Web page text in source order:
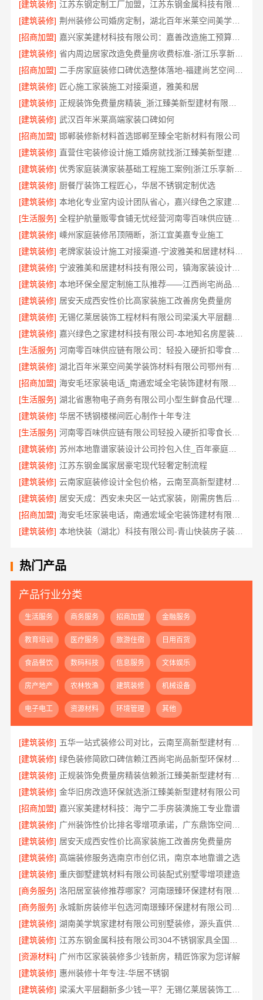
[建筑装修]
[建筑装修]
荆州装修公司婚房定制，湖北百年米莱空间美学装饰材料有限公司专属设计方案
[招商加盟]
嘉兴家美建材科技有限公司：嘉善改造施工预算指南
[建筑装修]
省内周边居家改造免费量房收费标准-浙江乐享新材料有限公司
[招商加盟]
[建筑装修] 匠心施工家装施工对接渠道，雅美和居
[建筑装修]
[建筑装修] 武汉百年米莱高端家装口碑如何
[招商加盟] 邯郸装修新材料首选邯郸至臻全宅新材料有限公司
[建筑装修]
直营住宅装修设计施工婚房就找浙江臻美新型建材有限公司
[建筑装修]
优秀家庭装潢家装基础工程施工案例|浙江乐享新材料有限公司
[建筑装修] 厨餐厅装饰工程匠心，华居不锈钢定制优选
[建筑装修]
本地化专业室内设计团队省心，嘉兴绿色之家建材科技有限公司全程托管
[生活服务]
全程护航量贩零食铺无忧经营河南零百味供应链有限公司
[建筑装修] 嵊州家庭装修吊顶隔断，浙江宜美嘉专业施工
[建筑装修]
老牌家装设计施工对接渠道-宁波雅美和居建材科技有限公司
[建筑装修]
宁波雅美和居建材科技有限公司，镇海家装设计合作联系
[建筑装修]
[建筑装修] 居安天成西安性价比高家装施工改善房免费量房
[建筑装修]
[建筑装修]
嘉兴绿色之家建材科技有限公司-本地知名房屋装修服务环保
[生活服务]
河南零百味供应链有限公司：轻投入硬折扣零食长久经营
[建筑装修]
[招商加盟]
[生活服务]
[建筑装修] 华居不锈钢楼梯间匠心制作十年专注
[生活服务]
河南零百味供应链有限公司轻投入硬折扣零食长久经营
[建筑装修]
苏州本地靠谱家装设计公司拎包入住_百年豪庭新材料有限公司
[建筑装修] 江苏东钢金属家居豪宅现代轻奢定制流程
[建筑装修]
云南家庭装修设计全包价格，云南至高新型建材有限公司参考
[建筑装修]
居安天成：西安未央区一站式家装，刚需房售后完善
[招商加盟]
[建筑装修]
本地快装（湖北）科技有限公司-青山快装房子装修两房一厅
热门产品
产品行业分类
生活服务 商务服务 招商加盟 金融服务
教育培训 医疗服务 旅游住宿 日用百货
食品餐饮 数码科技 信息服务 文体娱乐
房产地产 农林牧渔 建筑装修 机械设备
电子电工 资源材料 环境管理 其他
[建筑装修]
[建筑装修]
绿色装修简欧口碑信赖江西尚宅尚品新型环保材料有限公司
[建筑装修]
[建筑装修] 金华旧房改造环保就选浙江臻美新型建材有限公司
[招商加盟] 嘉兴家美建材科技：海宁二手房装潢施工专业靠谱
[建筑装修]
[建筑装修] 居安天成西安性价比高家装施工改善房免费量房
[建筑装修] 高端装修服务选南京市创亿讯，南京本地靠谱之选
[建筑装修] 重庆御墅建筑材料有限公司装配式别墅零增项建造
[商务服务]
[商务服务]
[建筑装修]
湖南美学筑家建材有限公司别墅装修，源头直供建材
[建筑装修]
[资源材料] 广州市区家装装修多少钱新房，精匠饰家为您详解
[建筑装修] 惠州装修十年专注-华居不锈钢
[建筑装修]